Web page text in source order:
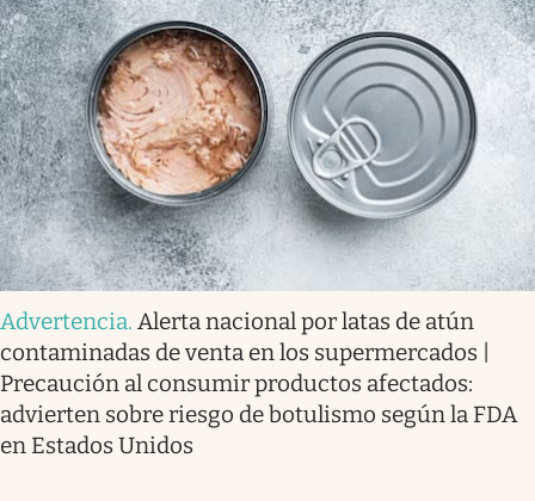
Advertencia. Alerta nacional por latas de atún
contaminadas de venta en los supermercados |
Precaución al consumir productos afectados:
advierten sobre riesgo de botulismo según la FDA
en Estados Unidos